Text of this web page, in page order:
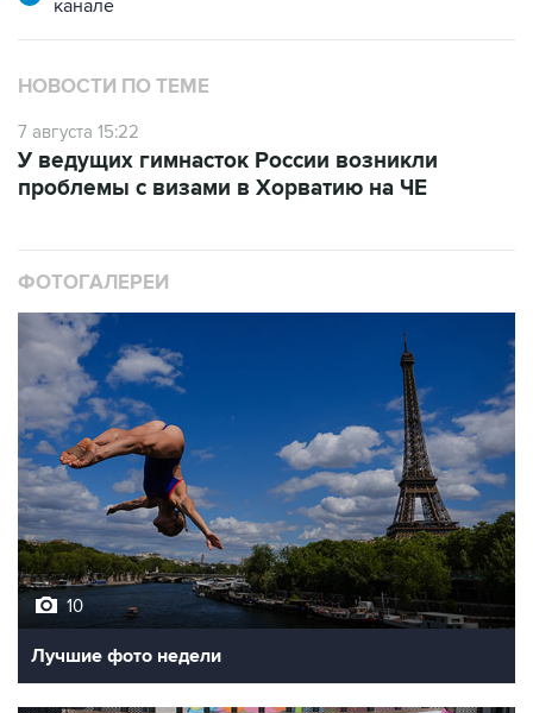
НОВОСТИ ПО ТЕМЕ
7 августа 15:22
проблемы с визами в Хорватию на ЧЕ
10
Лучшие фото недели